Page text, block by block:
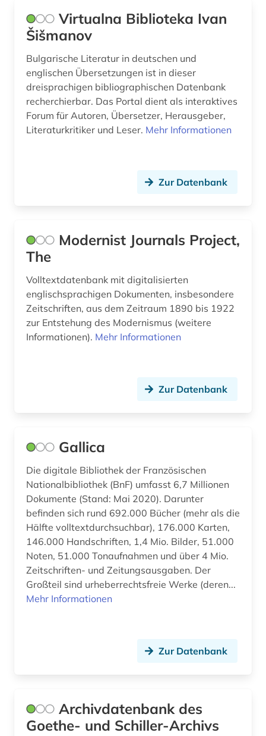
dobroljubov (1)
dostojevskij (1)
drama (1)
druck (2)
drucklegung (1)
druckwerk (1)
elektronische bibliothek (3)
empfindsamkeit (2)
eneasroman (2)
england (6)
erstlingswerk (2)
erzählung (1)
ethnographie (1)
europa (2)
expressionismus (1)
fachdidaktik (1)
faksimile (1)
fid asien (2)
Skandinavien (3)
Slowenien (1)
Spanien (3)
Suedamerika (2)
USA (15)
Ungarn (2)
Virtualna Biblioteka Ivan
Šišmanov
Bulgarische Literatur in deutschen und
englischen Übersetzungen ist in dieser
dreisprachigen bibliographischen Datenbank
recherchierbar. Das Portal dient als interaktives
Forum für Autoren, Übersetzer, Herausgeber,
Literaturkritiker und Leser. Mehr Informationen
Zur Datenbank
Modernist Journals Project,
The
Volltextdatenbank mit digitalisierten
englischsprachigen Dokumenten, insbesondere
Zeitschriften, aus dem Zeitraum 1890 bis 1922
zur Entstehung des Modernismus (weitere
Informationen). Mehr Informationen
Zur Datenbank
Gallica
Die digitale Bibliothek der Französischen
Nationalbibliothek (BnF) umfasst 6,7 Millionen
Dokumente (Stand: Mai 2020). Darunter
befinden sich rund 692.000 Bücher (mehr als die
Hälfte volltextdurchsuchbar), 176.000 Karten,
146.000 Handschriften, 1,4 Mio. Bilder, 51.000
Noten, 51.000 Tonaufnahmen und über 4 Mio.
Zeitschriften- und Zeitungsausgaben. Der
Großteil sind urheberrechtsfreie Werke (deren...
Mehr Informationen
Zur Datenbank
Archivdatenbank des
Goethe- und Schiller-Archivs